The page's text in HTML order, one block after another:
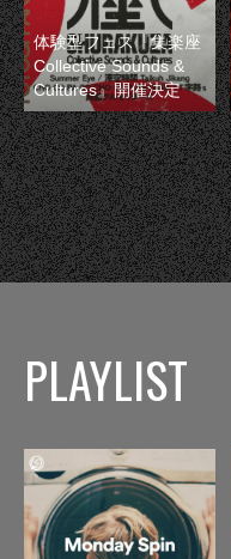
体験型フェス『集楽座
Collective Sounds &
Cultures』開催決定
PLAYLIST